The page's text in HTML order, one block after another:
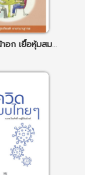
เจ็บแปลบหน้าอก เยื้อหุ้มสมอง อักเสบ มะเร็งปอด